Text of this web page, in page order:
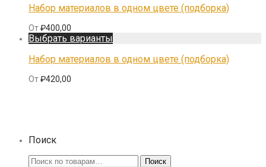
Набор материалов в одном цвете (подборка)
От₽400,00
Выбрать варианты
Набор материалов в одном цвете (подборка)
От₽420,00
Поиск
Искать: Поиск